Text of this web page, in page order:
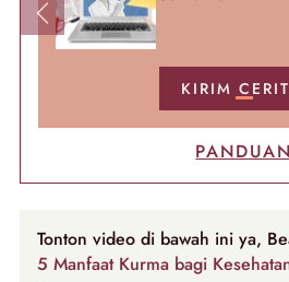
KIRIM
Previous
PANDUAN
Tonton video di bawah ini ya,
5 Manfaat Kurma bagi